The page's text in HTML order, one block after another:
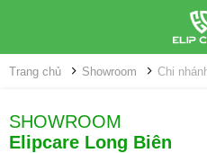
Trang chủ Showroom Chi
SHOWROOM
Elipcare Long Biên